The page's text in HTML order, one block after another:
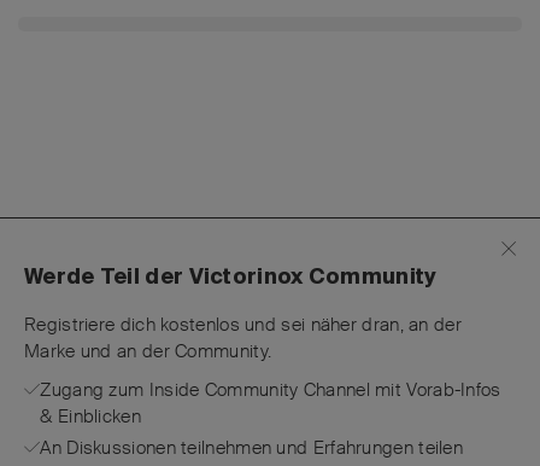
Werde Teil der Victorinox Community
Registriere dich kostenlos und sei näher dran, an der
Marke und an der Community.
Zugang zum Inside Community Channel mit Vorab-Infos
& Einblicken
An Diskussionen teilnehmen und Erfahrungen teilen